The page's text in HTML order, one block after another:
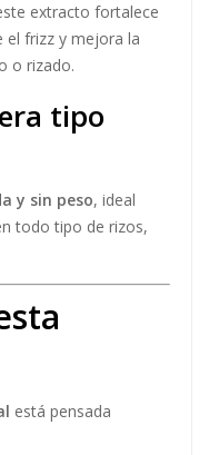
extracto fortalece
el frizz y mejora la
o rizado.
tipo
y sin peso, ideal
todo tipo de rizos,
está pensada